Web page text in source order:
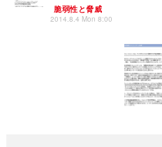
脆弱性と脅威
2014.8.4 Mon 8:00